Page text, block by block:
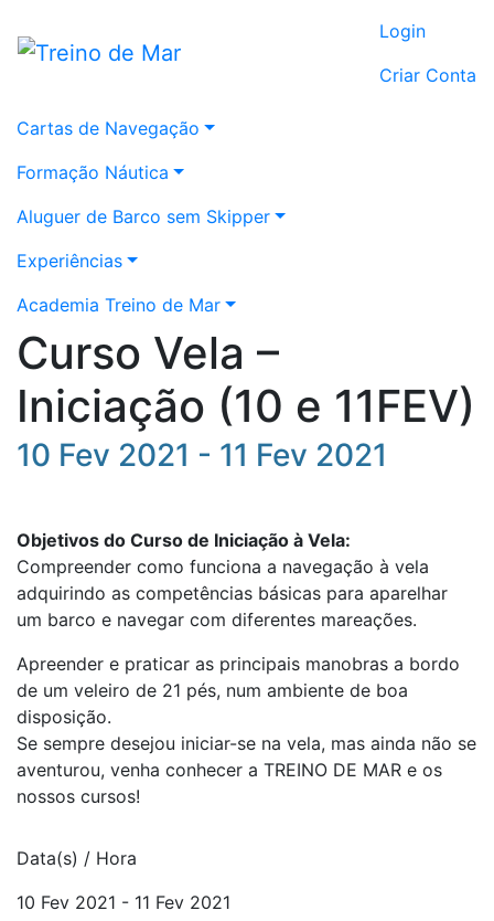
Login
Criar Conta
Cartas de Navegação
Formação Náutica
Aluguer de Barco sem Skipper
Experiências
Academia Treino de Mar
Curso Vela –
Iniciação (10 e 11FEV)
10 Fev 2021 - 11 Fev 2021
Objetivos do Curso de Iniciação à Vela:
Compreender como funciona a navegação à vela
adquirindo as competências básicas para aparelhar
um barco e navegar com diferentes mareações.
Apreender e praticar as principais manobras a bordo
de um veleiro de 21 pés, num ambiente de boa
disposição.
Se sempre desejou iniciar-se na vela, mas ainda não se
aventurou, venha conhecer a TREINO DE MAR e os
nossos cursos!
Data(s) / Hora
10 Fev 2021 - 11 Fev 2021